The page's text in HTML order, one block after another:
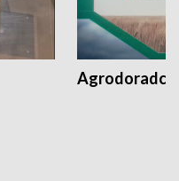
Agrodoradcy